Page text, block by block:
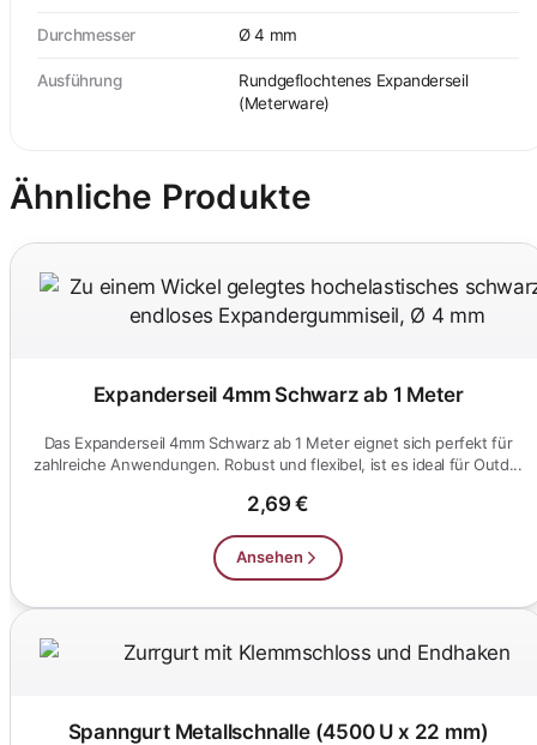
Durchmesser Ø 4 mm
Ausführung
Rundgeflochtenes Expanderseil
(Meterware)
Ähnliche Produkte
Expanderseil 4mm Schwarz ab 1 Meter
Das Expanderseil 4mm Schwarz ab 1 Meter eignet sich perfekt für
zahlreiche Anwendungen. Robust und flexibel, ist es ideal für Outd...
2,69 €
Ansehen
Spanngurt Metallschnalle (4500 U x 22 mm)